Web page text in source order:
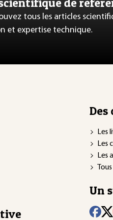
tous les articles
et expertise technique.
Des
Les
Les
Les
Un